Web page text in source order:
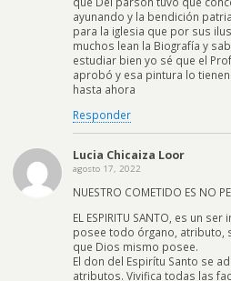
ayunando y la bendición
para la iglesia que por sus
muchos lean la Biografía y
estudiar bien yo sé que el
aprobó y esa pintura lo
hasta ahora
Responder
Lucia Chicaiza Loor
agosto 17, 2022
NUESTRO COMETIDO ES NO
EL ESPIRITU SANTO, es un
posee todo órgano, atributo,
que Dios mismo posee.
El don del Espirítu Santo se
atributos. Vivifica todas las